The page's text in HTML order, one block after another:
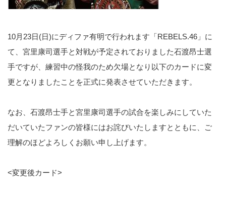
10月23日(日)にディファ有明で行われます「REBELS.46」に
て、宮里康司選手と対戦が予定されておりました石渡昂士選
手ですが、練習中の怪我のため欠場となり以下のカードに変
更となりましたことを正式に発表させていただきます。
なお、石渡昂士手と宮里康司選手の試合を楽しみにしていた
だいていたファンの皆様にはお詫びいたしますとともに、ご
理解のほどよろしくお願い申し上げます。
<変更後カード>